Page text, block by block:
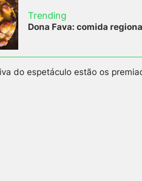
Trending
Dona Fava: comida
do espetáculo estão os